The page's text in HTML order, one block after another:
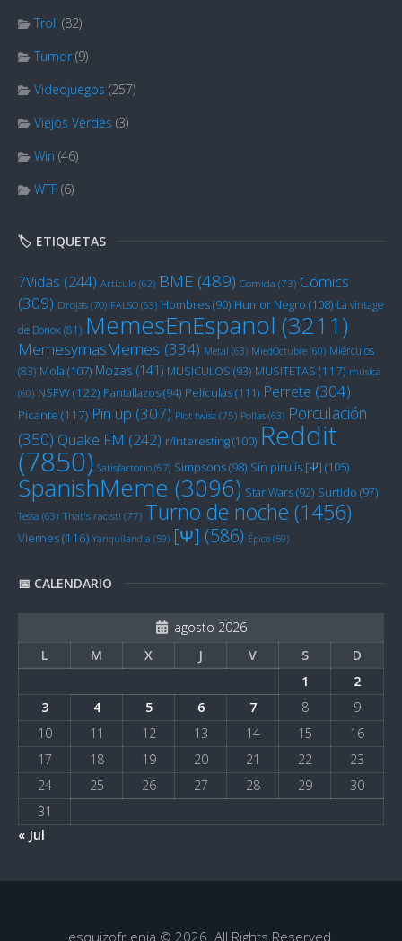
Troll (82)
Tumor (9)
Videojuegos (257)
Viejos Verdes (3)
Win (46)
WTF (6)
🏷️ ETIQUETAS
7Vidas (244) Artículo (62) BME (489) Comida (73) Cómics
(309) Drojas (70) FALSO (63) Hombres(90) Humor Negro (108) La vintage
de Bonox(81) MemesEnEspanol (3211)
MemesymasMemes (334) Metal (63) MiedOctubre (60) Miérculos
(83) Mola (107) Mozas (141) MUSICULOS (93) MUSITETAS (117) música
(60) NSFW(122) Pantallazos(94) Películas(111) Perrete (304)
Picante (117) Pin up (307) Plot twist (75) Pollas (63) Porculación
(350) Quake FM (242) r/Interesting(100) Reddit
(7850) Satisfactorio (67) Simpsons(98) Sin pirulís [Ψ] (105)
SpanishMeme (3096) Star Wars(92) Surtido (97)
Tessa (63) That's racist! (77) Turno de noche (1456)
Viernes(116) Yanquilandia (59) [Ψ] (586) Épico (59)
📅 CALENDARIO
agosto 2026
L
M X J V S
D
1
2
3
4 5 6 7 8
9
10
11 12 13 14 15
16
17
18 19 20 21 22
23
24
25 26 27 28 29
30
31
« Jul
esquizofr.enia © 2026. All Rights Reserved.